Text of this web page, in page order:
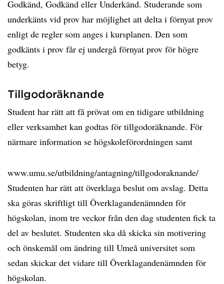
Godkänd, Godkänd eller Underkänd. Studerande som
underkänts vid prov har möjlighet att delta i förnyat prov
enligt de regler som anges i kursplanen. Den som
godkänts i prov får ej undergå förnyat prov för högre
betyg.
Tillgodoräknande
Student har rätt att få prövat om en tidigare utbildning
eller verksamhet kan godtas för tillgodoräknande. För
närmare information se högskoleförordningen samt
www.umu.se/utbildning/antagning/tillgodoraknande/
Studenten har rätt att överklaga beslut om avslag. Detta
ska göras skriftligt till Överklagandenämnden för
högskolan, inom tre veckor från den dag studenten fick ta
del av beslutet. Studenten ska då skicka sin motivering
och önskemål om ändring till Umeå universitet som
sedan skickar det vidare till Överklagandenämnden för
högskolan.